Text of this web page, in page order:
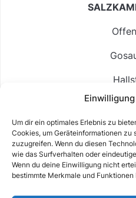
Um dir ein optimales Erlebnis zu
Cookies, um Geräteinformationen zu
zuzugreifen. Wenn du diesen
wie das Surfverhalten oder
Wenn du deine Einwilligung nicht
bestimmte Merkmale und